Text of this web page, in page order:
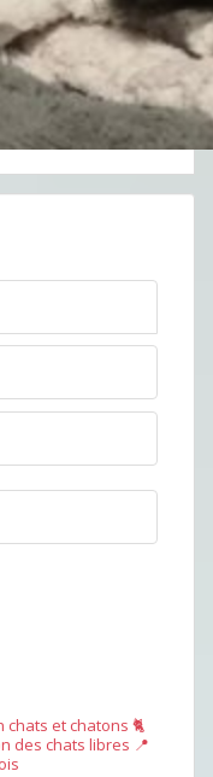
chats et chatons 🐈
des chats libres 📍